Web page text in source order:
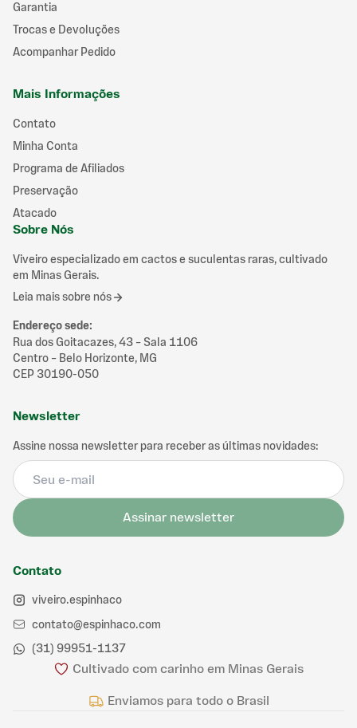
Garantia
Trocas e Devoluções
Acompanhar Pedido
Mais Informações
Contato
Minha Conta
Programa de Afiliados
Preservação
Atacado
Sobre Nós
Viveiro especializado em cactos e suculentas raras, cultivado
em Minas Gerais.
Leia mais sobre nós
Endereço sede:
Rua dos Goitacazes, 43 – Sala 1106
Centro – Belo Horizonte, MG
CEP 30190-050
Newsletter
Assine nossa newsletter para receber as últimas novidades:
Assinar newsletter
Contato
viveiro.espinhaco
contato@espinhaco.com
(31) 99951-1137
Cultivado com carinho em Minas Gerais
Enviamos para todo o Brasil